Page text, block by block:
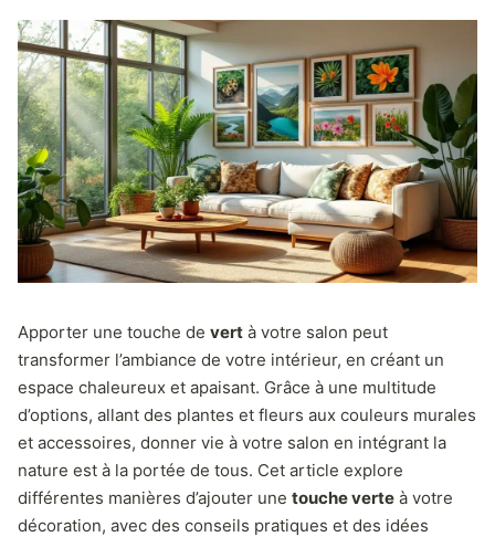
Apporter une touche de vert à votre salon peut
transformer l’ambiance de votre intérieur, en créant un
espace chaleureux et apaisant. Grâce à une multitude
d’options, allant des plantes et fleurs aux couleurs murales
et accessoires, donner vie à votre salon en intégrant la
nature est à la portée de tous. Cet article explore
différentes manières d’ajouter une touche verte à votre
décoration, avec des conseils pratiques et des idées